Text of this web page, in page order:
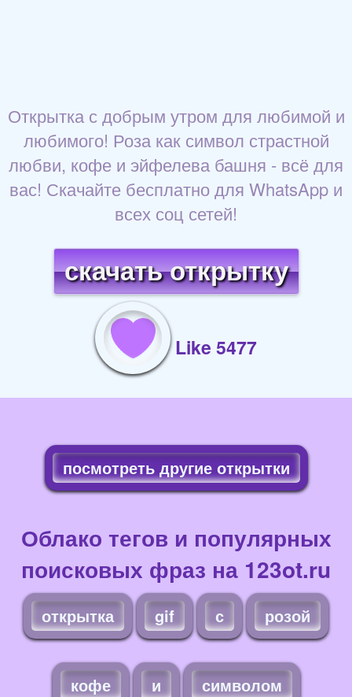
Открытка с добрым утром для любимой и
любимого! Роза как символ страстной
любви, кофе и эйфелева башня - всё для
вас! Скачайте бесплатно для WhatsApp и
всех соц сетей!
скачать открытку
Like 5477
посмотреть другие открытки
Облако тегов и популярных
поисковых фраз на 123ot.ru
открытка gif с розой
кофе и символом